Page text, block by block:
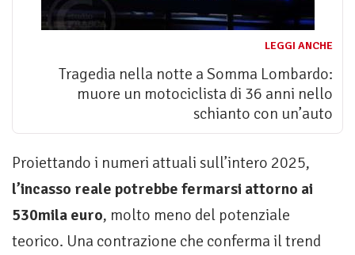
LEGGI ANCHE
Tragedia nella notte a Somma Lombardo:
muore un motociclista di 36 anni nello
schianto con un’auto
Proiettando i numeri attuali sull’intero 2025,
l’incasso reale potrebbe fermarsi attorno ai
530mila euro, molto meno del potenziale
teorico. Una contrazione che conferma il trend